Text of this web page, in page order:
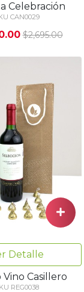
Celebración
CAN0029
$2,695.00
Detalle
Vino Casillero
REG0038